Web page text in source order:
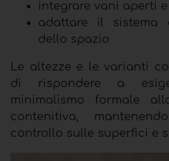
integrare vani aperti
adattare il sistema
dello spazio
Le altezze e le varianti
di rispondere a
minimalismo formale
contenitiva,
controllo sulle superfici e